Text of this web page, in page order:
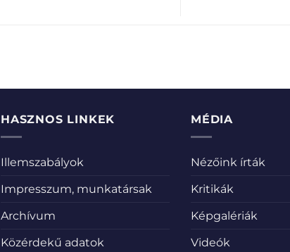
HASZNOS LINKEK
Illemszabályok
Impresszum, munkatársak
Archívum
Közérdekű adatok
MÉDIA
Nézőink írták
Kritikák
Képgalériák
Videók